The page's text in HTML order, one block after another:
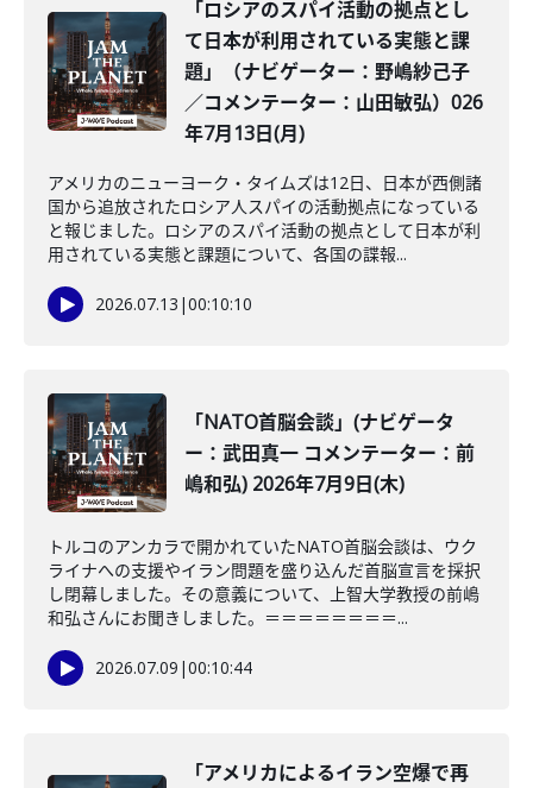
「ロシアのスパイ活動の拠点とし
て日本が利用されている実態と課
題」（ナビゲーター：野嶋紗己子
／コメンテーター：山田敏弘）026
年7月13日(月)
アメリカのニューヨーク・タイムズは12日、日本が西側諸
国から追放されたロシア人スパイの活動拠点になっている
と報じました。ロシアのスパイ活動の拠点として日本が利
用されている実態と課題について、各国の諜報...
2026.07.13 |00:10:10
「NATO首脳会談」(ナビゲータ
ー：武田真一 コメンテーター：前
嶋和弘) 2026年7月9日(木)
トルコのアンカラで開かれていたNATO首脳会談は、ウク
ライナへの支援やイラン問題を盛り込んだ首脳宣言を採択
し閉幕しました。その意義について、上智大学教授の前嶋
和弘さんにお聞きしました。＝＝＝＝＝＝＝＝...
2026.07.09 |00:10:44
「アメリカによるイラン空爆で再